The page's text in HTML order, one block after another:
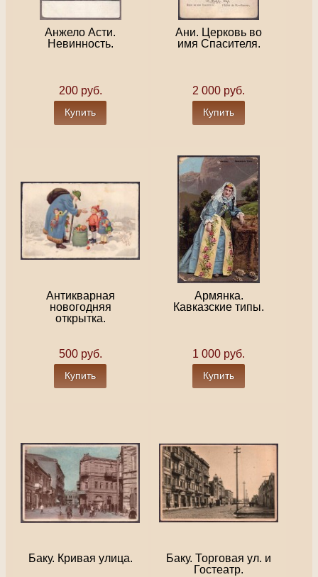
Анжело Асти.
Невинность.
200 руб.
Купить
Ани. Церковь во
имя Спасителя.
2 000 руб.
Купить
Антикварная
новогодняя
открытка.
500 руб.
Купить
Армянка.
Кавказские типы.
1 000 руб.
Купить
Баку. Кривая улица.
Баку. Торговая ул. и
Гостеатр.